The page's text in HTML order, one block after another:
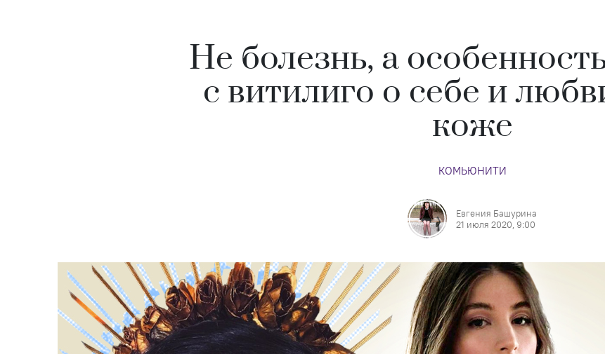
Не болезнь, а
с витилиго о себе и
коже
КОМЬЮНИТИ
Евгения Башурина
21 июля 2020, 9:00